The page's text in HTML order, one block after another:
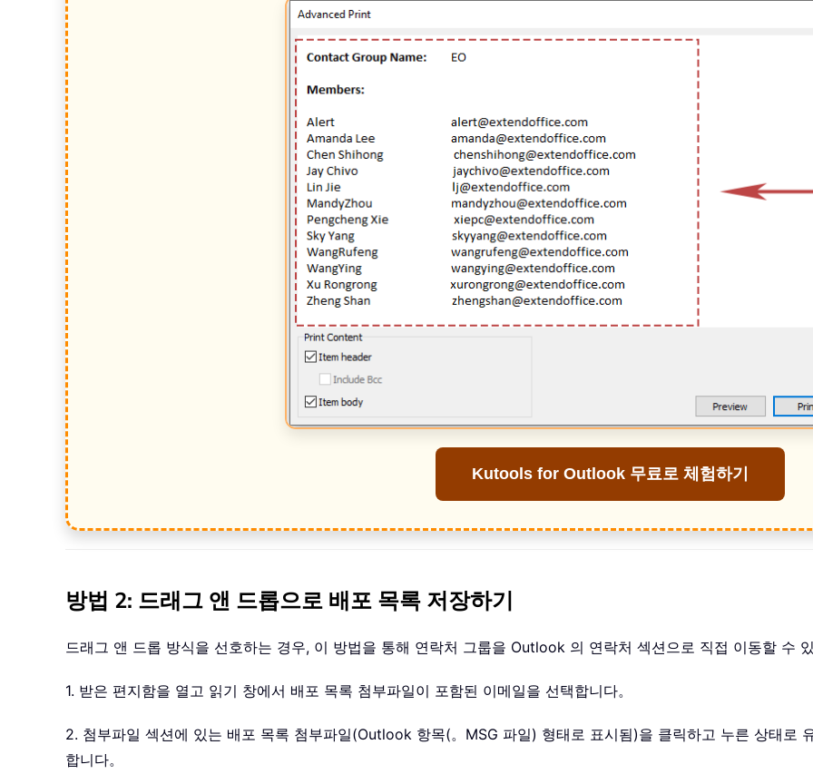
Kutools for Outlook 무료로 체험하기
방법 2: 드래그 앤 드롭으로 배포 목록 저장하기
드래그 앤 드롭 방식을 선호하는 경우, 이 방법을 통해 연락처 그룹을 Outlook 의 연락처 섹션으로 직접 이동할 수 있
1. 받은 편지함을 열고 읽기 창에서 배포 목록 첨부파일이 포함된 이메일을 선택합니다。
2. 첨부파일 섹션에 있는 배포 목록 첨부파일(Outlook 항목(。MSG 파일) 형태로 표시됨)을 클릭하고 누른 상태로
합니다。